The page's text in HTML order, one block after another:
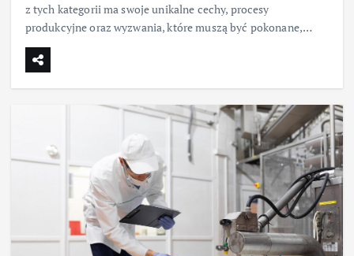
z tych kategorii ma swoje unikalne cechy, procesy
produkcyjne oraz wyzwania, które muszą być pokonane,…